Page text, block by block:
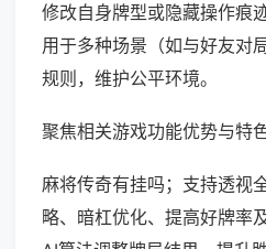
修改自身牌型或隐藏操作痕
用于多种场景（如与好友对
规则，维护公平环境。
聚焦相关游戏功能优势与特色
麻将传奇有挂吗；支持透视
略、暗杠优化、提高好牌率